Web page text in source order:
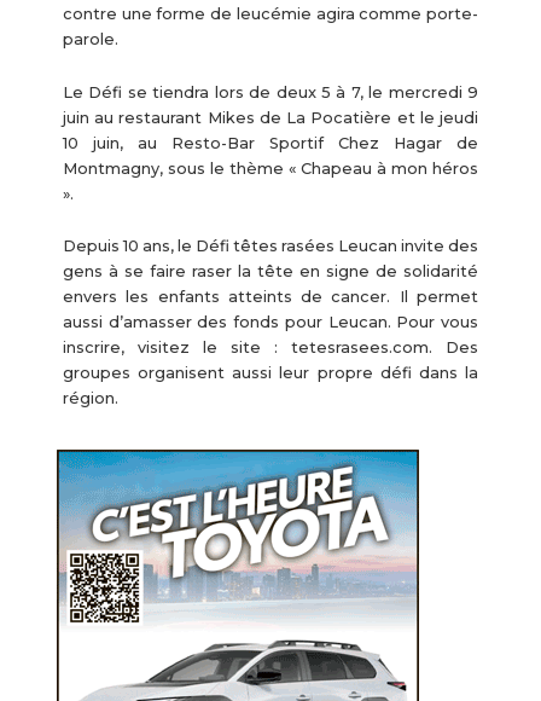
contre une forme de leucémie agira comme porte-
parole.
Le Défi se tiendra lors de deux 5 à 7, le mercredi 9
juin au restaurant Mikes de La Pocatière et le jeudi
10 juin, au Resto-Bar Sportif Chez Hagar de
Montmagny, sous le thème « Chapeau à mon héros
».
Depuis 10 ans, le Défi têtes rasées Leucan invite des
gens à se faire raser la tête en signe de solidarité
envers les enfants atteints de cancer. Il permet
aussi d’amasser des fonds pour Leucan. Pour vous
inscrire, visitez le site : tetesrasees.com. Des
groupes organisent aussi leur propre défi dans la
région.